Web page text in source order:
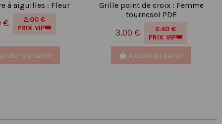
à aiguilles : Fleur
€
2.00 €
PRIX VIP👑
au panier
Grille point de croix : Femme
tournesol PDF
3,00 €
2.40 €
PRIX VIP👑
Ajouter au panier